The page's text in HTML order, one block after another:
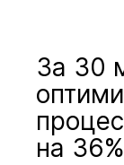
За 30
на 36%